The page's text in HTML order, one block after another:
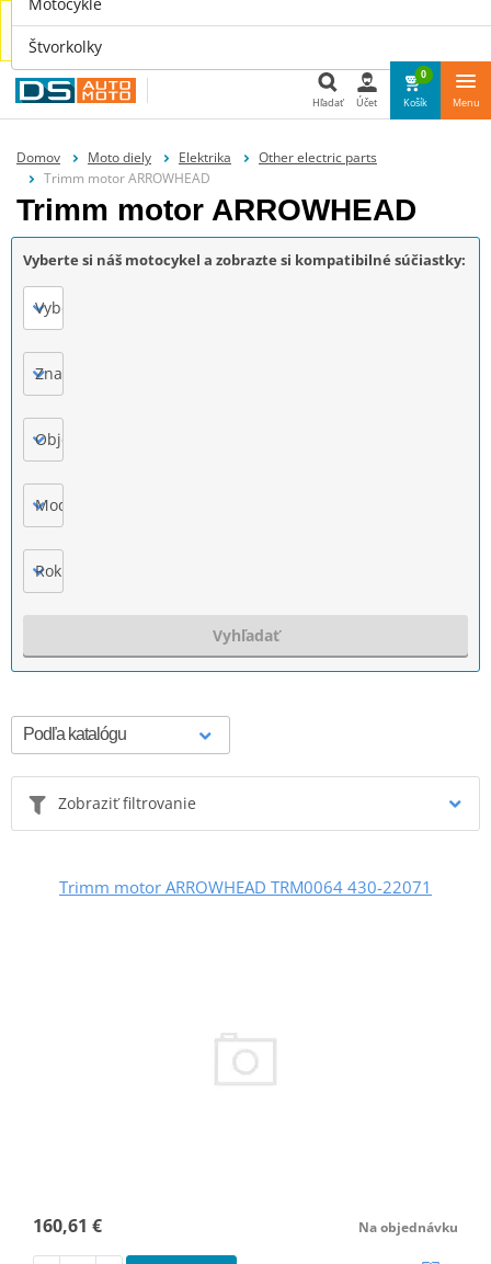
Náhradné diely aj pre tvoje auto nájdeš u nás na
www.dsauto.sk
Hľadať Účet
0
Košík Menu
Domov Moto diely Elektrika
Other electric parts
Trimm motor ARROWHEAD
Trimm motor ARROWHEAD
Vyberte si náš motocykel a zobrazte si kompatibilné súčiastky:
Vyberte
Značka
Objem motora
Model
Rok výroby
Vyhľadať
Zobraziť filtrovanie
Trimm motor ARROWHEAD TRM0064 430-22071
160,61 € Na objednávku
Štvorkolky